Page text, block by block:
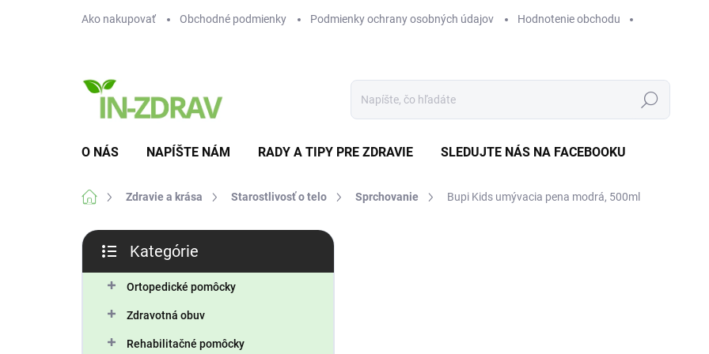
Ako nakupovať Obchodné podmienky Podmienky ochrany osobných údajov Hodnotenie obchodu
Hľadať
O NÁS NAPÍŠTE NÁM RADY A TIPY PRE ZDRAVIE SLEDUJTE NÁS NA FACEBOOKU
DomovZdravie a krása Starostlivosť o telo Sprchovanie Bupi Kids umývacia pena modrá, 500ml
B
č
kategórie
Kategórie
Ortopedické pomôcky
Zdravotná obuv
Rehabilitačné pomôcky